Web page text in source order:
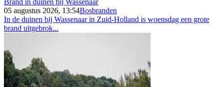
Brand in duinen bij Wassenaar
05 augustus 2026, 13:54Bosbranden
In de duinen bij Wassenaar in Zuid-Holland is woensdag een grote
brand uitgebrok...